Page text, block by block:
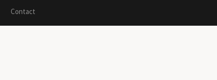
Contact